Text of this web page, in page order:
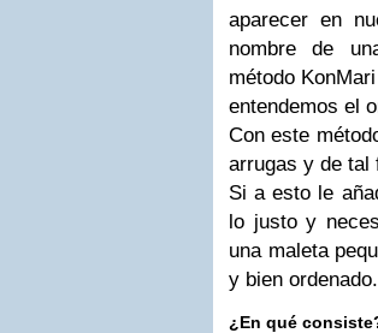
aparecer en
nombre de
método
entendemos el
Con este
arrugas y de tal
Si a esto le
lo justo y
una maleta
y bien ordenado.
¿En qué